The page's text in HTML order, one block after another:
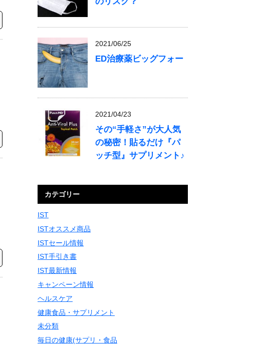
2021/06/25
ED治療薬ビッグフォー
2021/04/23
その“手軽さ”が大人気
の秘密！貼るだけ『パ
ッチ型』サプリメント♪
カテゴリー
IST
ISTオススメ商品
ISTセール情報
IST手引き書
IST最新情報
キャンペーン情報
ヘルスケア
健康食品・サプリメント
未分類
毎日の健康(サプリ・食品